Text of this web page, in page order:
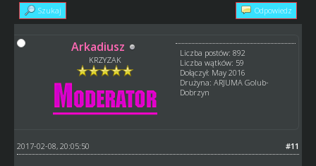
Szukaj Odpowiedz
Arkadiusz
KRZYZAK
Liczba postów: 892
Liczba wątków: 59
Dołączył: May 2016
Drużyna: ARJUMA Golub-
Dobrzyn
#11
2017-02-08, 20:05:50